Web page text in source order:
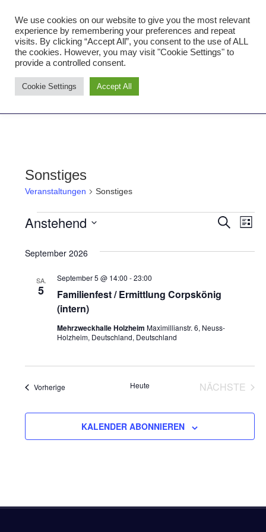
Inhalt
springenTambourcorps Concordia
Holzheim 1923
Tambourcorps
Concordia
Sonstiges
Veranstaltungen Sonstiges
Veranstaltungen
Suche
SUCHE
LISTE
Anstehend
wählen.
September 2026
SA.
5
Familienfest / Ermittlung Corpskönig
(intern)
September 5 @ 14:00 -23:00
Mehrzweckhalle Holzheim Maximillianstr. 6, Neuss-
Holzheim, Deutschland, Deutschland
Vorherige Heute
NÄCHSTE
KALENDER ABONNIEREN
We use cookies on our website to give you the most relevant
experience by remembering your preferences and repeat
visits. By clicking “Accept All”, you consent to the use of ALL
the cookies. However, you may visit "Cookie Settings" to
provide a controlled consent.
Cookie Settings Accept All